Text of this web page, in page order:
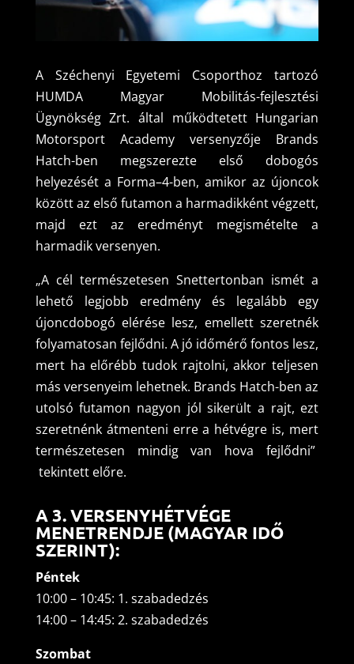
A Széchenyi Egyetemi Csoporthoz tartozó
HUMDA Magyar Mobilitás-fejlesztési
Ügynökség Zrt. által működtetett Hungarian
Motorsport Academy versenyzője Brands
Hatch-ben megszerezte első dobogós
helyezését a Forma–4-ben, amikor az újoncok
között az első futamon a harmadikként végzett,
majd ezt az eredményt megismételte a
harmadik versenyen.
„A cél természetesen Snettertonban ismét a
lehető legjobb eredmény és legalább egy
újoncdobogó elérése lesz, emellett szeretnék
folyamatosan fejlődni. A jó időmérő fontos lesz,
mert ha előrébb tudok rajtolni, akkor teljesen
más versenyeim lehetnek. Brands Hatch-ben az
utolsó futamon nagyon jól sikerült a rajt, ezt
szeretnénk átmenteni erre a hétvégre is, mert
természetesen mindig van hova fejlődni”
tekintett előre.
A 3. VERSENYHÉTVÉGE
MENETRENDJE (MAGYAR IDŐ
SZERINT):
Péntek
10:00 – 10:45: 1. szabadedzés
14:00 – 14:45: 2. szabadedzés
Szombat